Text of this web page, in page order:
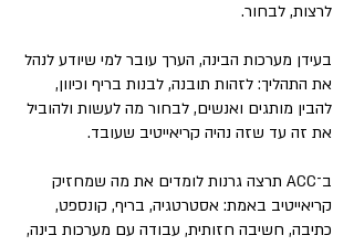
לרצות, לבחור.
בעידן מערכות הבינה, הערך עובר למי שיודע לנהל
את התהליך: לזהות תובנה, לבנות בריף וכיוון,
להבין מותגים ואנשים, לבחור מה לעשות ולהוביל
את זה עד שזה נהיה קריאייטיב שעובד.
ב־ACC תרצה גרנות לומדים את מה שמחזיק
קריאייטיב באמת: אסטרטגיה, בריף, קונספט,
כתיבה, חשיבה חזותית, עבודה עם מערכות בינה,